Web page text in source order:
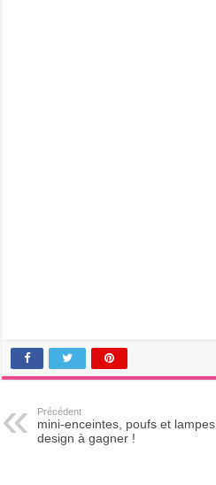
Précédent
mini-enceintes, poufs et lampes
design à gagner !